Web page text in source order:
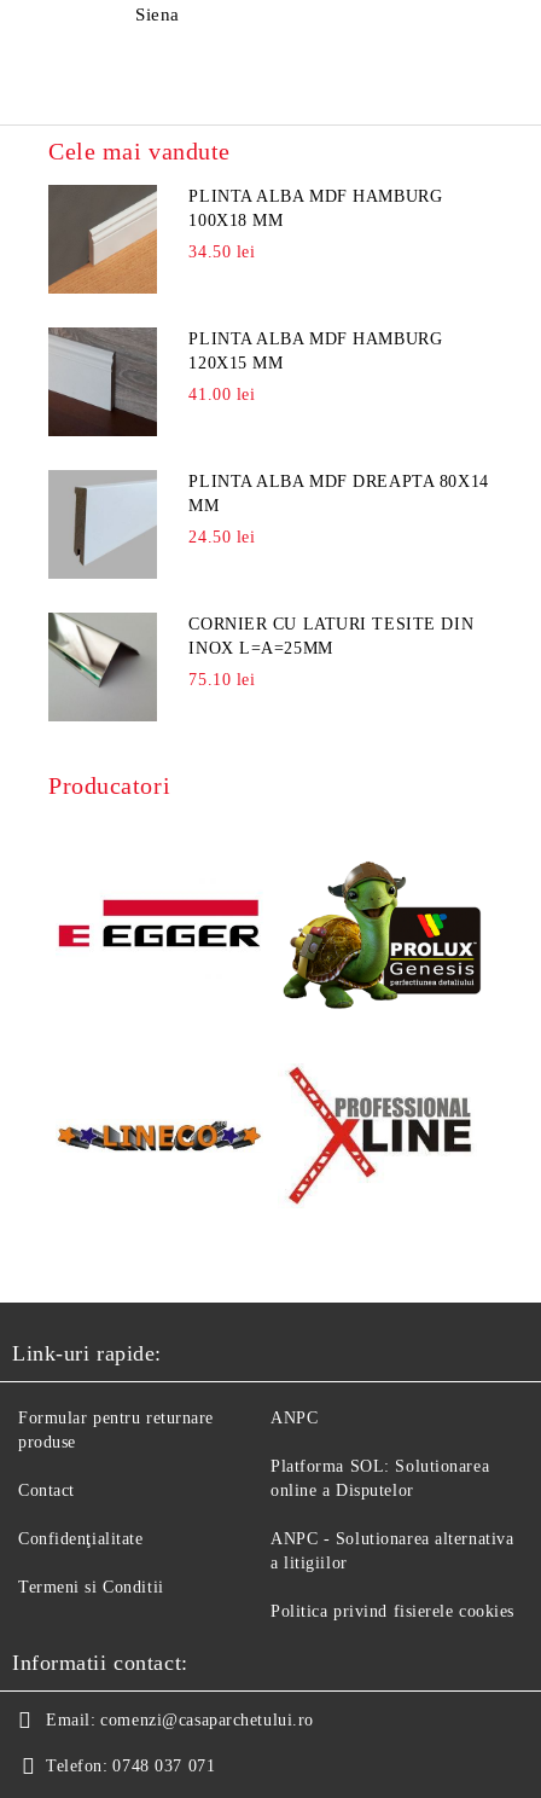
Siena
Cele mai vandute
PLINTA ALBA MDF HAMBURG
100X18 MM
34.50 lei
PLINTA ALBA MDF HAMBURG
120X15 MM
41.00 lei
PLINTA ALBA MDF DREAPTA 80X14
MM
24.50 lei
CORNIER CU LATURI TESITE DIN
INOX L=A=25MM
75.10 lei
Producatori
Link-uri rapide:
Formular pentru returnare
produse
Contact
Confidenţialitate
Termeni si Conditii
ANPC
Platforma SOL: Solutionarea
online a Disputelor
ANPC - Solutionarea alternativa
a litigiilor
Politica privind fisierele cookies
Informatii contact:
Email: comenzi@casaparchetului.ro
Telefon: 0748 037 071